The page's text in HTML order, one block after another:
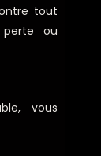
tout
perte ou
vous